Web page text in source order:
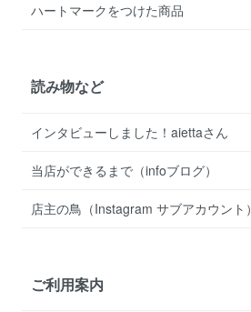
ハートマークをつけた商品
読み物など
インタビューしました！aiettaさん
当店ができるまで（infoブログ）
店主の鳥（Instagram サブアカウント）
ご利用案内